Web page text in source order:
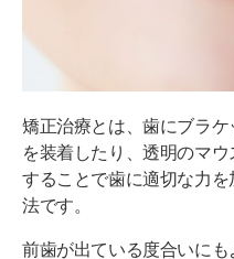
矯正治療とは、歯にブラ
を装着したり、透明のマ
することで歯に適切な力
法です。
前歯が出ている度合いにも